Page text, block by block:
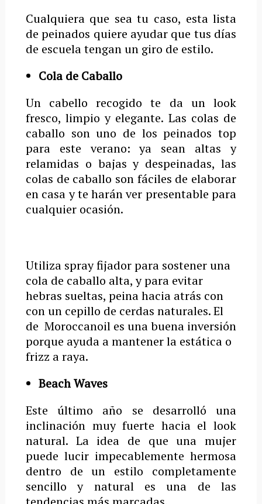
Cualquiera que sea tu caso, esta lista
de peinados quiere ayudar que tus días
de escuela tengan un giro de estilo.
Cola de Caballo
Un cabello recogido te da un look
fresco, limpio y elegante. Las colas de
caballo son uno de los peinados top
para este verano: ya sean altas y
relamidas o bajas y despeinadas, las
colas de caballo son fáciles de elaborar
en casa y te harán ver presentable para
cualquier ocasión.
Utiliza spray fijador para sostener una
cola de caballo alta, y para evitar
hebras sueltas, peina hacia atrás con
con un cepillo de cerdas naturales. El
de Moroccanoil es una buena inversión
porque ayuda a mantener la estática o
frizz a raya.
Beach Waves
Este último año se desarrolló una
inclinación muy fuerte hacia el look
natural. La idea de que una mujer
puede lucir impecablemente hermosa
dentro de un estilo completamente
sencillo y natural es una de las